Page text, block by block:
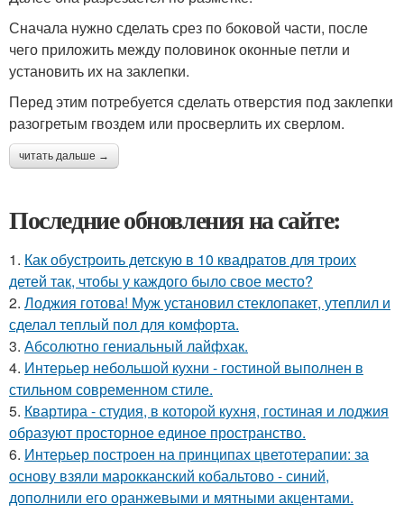
Сначала нужно сделать срез по боковой части, после
чего приложить между половинок оконные петли и
установить их на заклепки.
Перед этим потребуется сделать отверстия под заклепки
разогретым гвоздем или просверлить их сверлом.
читать дальше →
Последние обновления на сайте:
1. Как обустроить детскую в 10 квадратов для троих
детей так, чтобы у каждого было свое место?
2. Лоджия готова! Муж установил стеклопакет, утеплил и
сделал теплый пол для комфорта.
3. Абсолютно гениальный лайфхак.
4. Интерьер небольшой кухни - гостиной выполнен в
стильном современном стиле.
5. Квартира - студия, в которой кухня, гостиная и лоджия
образуют просторное единое пространство.
6. Интерьер построен на принципах цветотерапии: за
основу взяли марокканский кобальтово - синий,
дополнили его оранжевыми и мятными акцентами.